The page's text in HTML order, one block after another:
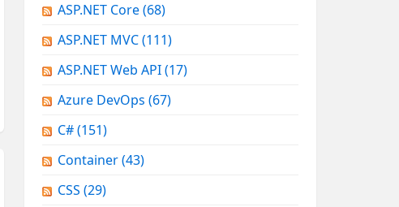
ASP.NET Core(68)
ASP.NET MVC(111)
ASP.NET Web API(17)
Azure DevOps (67)
C#(151)
Container(43)
CSS (29)